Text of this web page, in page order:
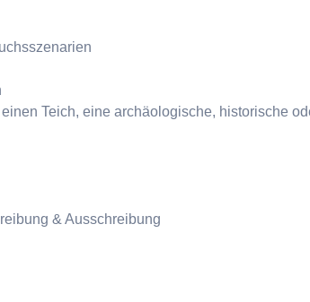
Teich, eine archäologische, historische
& Ausschreibung